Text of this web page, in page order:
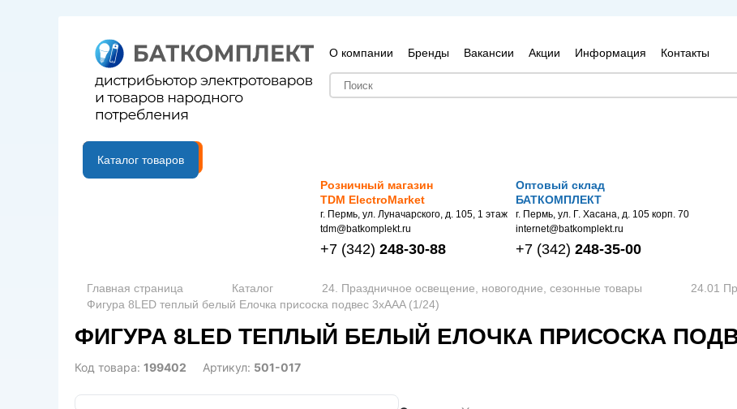
О компании Бренды Вакансии Акции Информация Контакты
B2B портал
Каталог товаров
Розничный магазин
TDM ElectroMarket
г. Пермь, ул. Луначарского, д. 105, 1 этаж
tdm@batkomplekt.ru
+7 (342) 248-30-88
Оптовый склад
БАТКОМПЛЕКТ
г. Пермь, ул. Г. Хасана, д. 105 корп. 70
internet@batkomplekt.ru
+7 (342) 248-35-00
Главная страница Каталог 24. Праздничное освещение, новогодние, сезонные товары
24.01
Фигура 8LED теплый белый Елочка присоска подвес 3хAAA (1/24)
ФИГУРА 8LED ТЕПЛЫЙ БЕЛЫЙ ЕЛОЧКА ПРИСОСКА
Код товара: 199402 Артикул: 501-017